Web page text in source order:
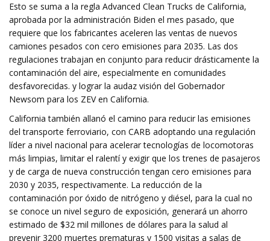
Esto se suma a la regla Advanced Clean Trucks de California,
aprobada por la administración Biden el mes pasado, que
requiere que los fabricantes aceleren las ventas de nuevos
camiones pesados ​​con cero emisiones para 2035. Las dos
regulaciones trabajan en conjunto para reducir drásticamente la
contaminación del aire, especialmente en comunidades
desfavorecidas. y lograr la audaz visión del Gobernador
Newsom para los ZEV en California.
California también allanó el camino para reducir las emisiones
del transporte ferroviario, con CARB adoptando una regulación
líder a nivel nacional para acelerar tecnologías de locomotoras
más limpias, limitar el ralentí y exigir que los trenes de pasajeros
y de carga de nueva construcción tengan cero emisiones para
2030 y 2035, respectivamente. La reducción de la
contaminación por óxido de nitrógeno y diésel, para la cual no
se conoce un nivel seguro de exposición, generará un ahorro
estimado de $32 mil millones de dólares para la salud al
prevenir 3200 muertes prematuras y 1500 visitas a salas de